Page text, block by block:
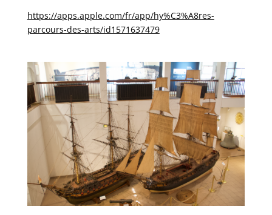
https://apps.apple.com/fr/app/hy%C3%A8res-
parcours-des-arts/id1571637479